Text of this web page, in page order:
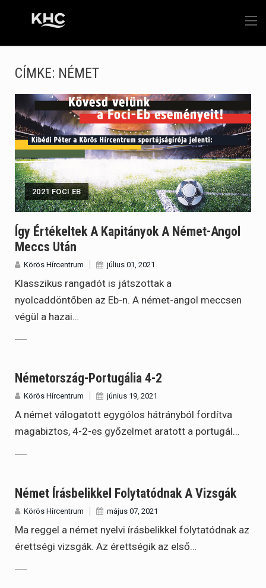
CÍMKE: NÉMET
2021 FOCI EB
Így Értékeltek A Kapitányok A Német-Angol
Meccs Után
Körös Hírcentrum július 01, 2021
Klasszikus rangadót is játszottak a
nyolcaddöntőben az Eb-n. A német-angol meccsen
végül a hazai…
Németország-Portugália 4-2
Körös Hírcentrum június 19, 2021
A német válogatott egygólos hátrányból fordítva
magabiztos, 4-2-es győzelmet aratott a portugál…
Német Írásbelikkel Folytatódnak A Vizsgák
Körös Hírcentrum május 07, 2021
Ma reggel a német nyelvi írásbelikkel folytatódnak az
érettségi vizsgák. Az érettségik az első…